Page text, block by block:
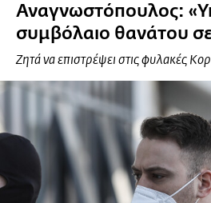
Αναγνωστόπουλος:
συμβόλαιο θανάτου
Ζητά να επιστρέψει στις φυλακές